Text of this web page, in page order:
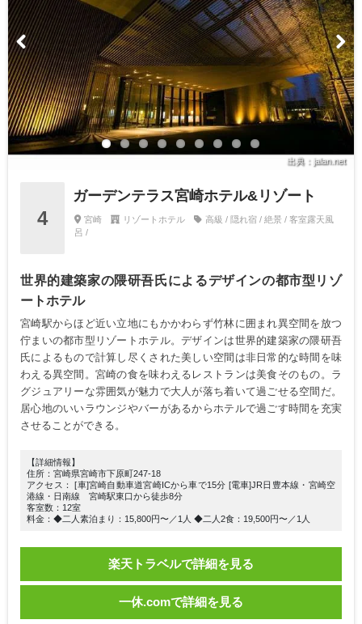
出典：jalan.net
4
ガーデンテラス宮崎ホテル&リゾート
宮崎 リゾートホテル
高級 / 隠れ宿 / 絶景 / 客室露天風
呂 /
世界的建築家の隈研吾氏によるデザインの都市型リゾ
ートホテル
宮崎駅からほど近い立地にもかかわらず竹林に囲まれ異空間を放つ
佇まいの都市型リゾートホテル。デザインは世界的建築家の隈研吾
氏によるもので計算し尽くされた美しい空間は非日常的な時間を味
わえる異空間。宮崎の食を味わえるレストランは美食そのもの。ラ
グジュアリーな雰囲気が魅力で大人が落ち着いて過ごせる空間だ。
居心地のいいラウンジやバーがあるからホテルで過ごす時間を充実
させることができる。
【詳細情報】
住所：宮崎県宮崎市下原町247-18
アクセス： [車]宮崎自動車道宮崎ICから車で15分 [電車]JR日豊本線・宮崎空
港線・日南線 宮崎駅東口から徒歩8分
客室数：12室
料金：◆二人素泊まり：15,800円〜／1人 ◆二人2食：19,500円〜／1人
楽天トラベルで詳細を見る
一休.comで詳細を見る